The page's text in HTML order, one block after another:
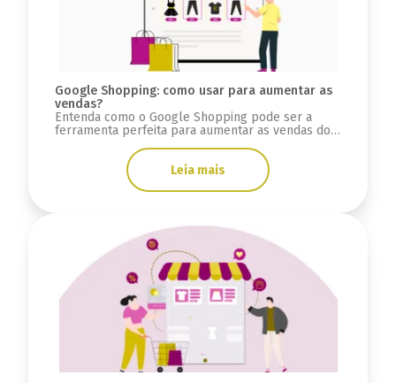
Google Shopping: como usar para aumentar as
vendas?
Entenda como o Google Shopping pode ser a
ferramenta perfeita para aumentar as vendas do
seu e-commerce e como utilizá-lo.
Leia mais